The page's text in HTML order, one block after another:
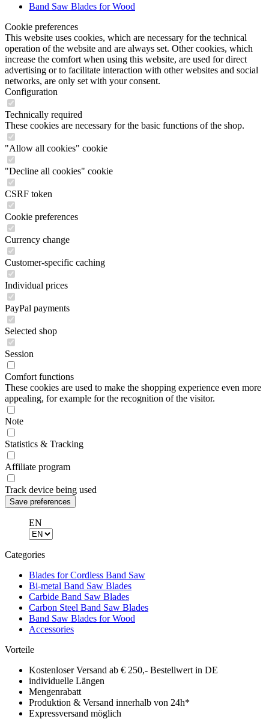
Band Saw Blades for Wood
Cookie preferences
This website uses cookies, which are necessary for the technical
operation of the website and are always set. Other cookies, which
increase the comfort when using this website, are used for direct
advertising or to facilitate interaction with other websites and social
networks, are only set with your consent.
Configuration
Technically required
These cookies are necessary for the basic functions of the shop.
"Allow all cookies" cookie
"Decline all cookies" cookie
CSRF token
Cookie preferences
Currency change
Customer-specific caching
Individual prices
PayPal payments
Selected shop
Session
Comfort functions
These cookies are used to make the shopping experience even more
appealing, for example for the recognition of the visitor.
Note
Statistics & Tracking
Affiliate program
Track device being used
EN
Categories
Blades for Cordless Band Saw
Bi-metal Band Saw Blades
Carbide Band Saw Blades
Carbon Steel Band Saw Blades
Band Saw Blades for Wood
Accessories
Vorteile
Kostenloser Versand ab € 250,- Bestellwert in DE
individuelle Längen
Mengenrabatt
Produktion & Versand innerhalb von 24h*
Expressversand möglich